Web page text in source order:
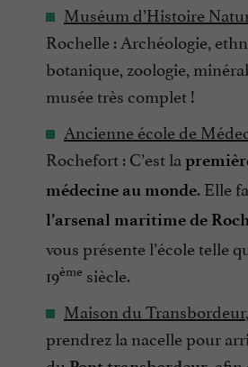
Muséum d’Histoire
Rochelle : Archéologie,
botanique, zoologie,
musée très complet !
Ancienne école de
Rochefort : C’est la
médecine au monde. Elle
l’arsenal maritime de
vous présente l’école telle
19ème siècle.
Maison du Transbordeur
prendrez la nacelle pour